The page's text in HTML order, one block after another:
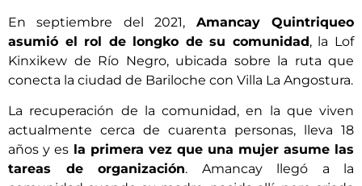
En septiembre del 2021, Amancay Quintriqueo
asumió el rol de longko de su comunidad, la Lof
Kinxikew de Río Negro, ubicada sobre la ruta que
conecta la ciudad de Bariloche con Villa La Angostura.
La recuperación de la comunidad, en la que viven
actualmente cerca de cuarenta personas, lleva 18
años y es la primera vez que una mujer asume las
tareas de organización. Amancay llegó a la